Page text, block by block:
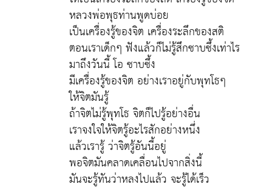
หลวงพ่อพุธท่านพูดบ่อย
เป็นเครื่องรู้ของจิต เครื่องระลึกของสติ
ตอนเราเด็กๆ ฟังแล้วก็ไม่รู้สึกซาบซึ้งเท่าไร
มาถึงวันนี้ โอ ซาบซึ้ง
มีเครื่องรู้ของจิต อย่างเราอยู่กับพุทโธๆ
ให้จิตมันรู้
ถ้าจิตไม่รู้พุทโธ จิตก็ไปรู้อย่างอื่น
เราจงใจให้จิตรู้อะไรสักอย่างหนึ่ง
แล้วเรารู้ ว่าจิตรู้อันนี้อยู่
พอจิตมันคลาดเคลื่อนไปจากสิ่งนี้
มันจะรู้ทันว่าหลงไปแล้ว จะรู้ได้เร็ว